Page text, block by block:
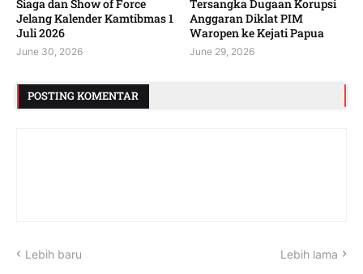
Siaga dan Show of Force
Jelang Kalender Kamtibmas 1
Juli 2026 ‎ ‎
June 30, 2026
Tersangka Dugaan Korupsi
Anggaran Diklat PIM
Waropen ke Kejati Papua
June 29, 2026
POSTING KOMENTAR
Lebih baru Lebih lama